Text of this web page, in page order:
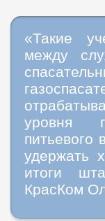
«Такие
между
уровня
питьевого
удержать
итоги
КрасКом